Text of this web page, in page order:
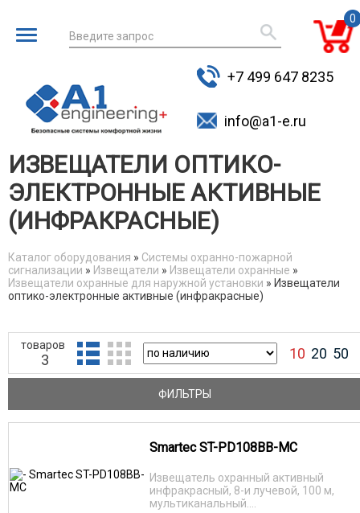
Введите запрос
товаров
0
+7 499 647 8235
info@a1-e.ru
ИЗВЕЩАТЕЛИ ОПТИКО-
ЭЛЕКТРОННЫЕ АКТИВНЫЕ
(ИНФРАКРАСНЫЕ)
You are here
Каталог оборудования » Системы охранно-пожарной
сигнализации » Извещатели » Извещатели охранные »
Извещатели охранные для наружной установки » Извещатели
оптико-электронные активные (инфракрасные)
товаров
3 10 20 50
ФИЛЬТРЫ
Smartec ST-PD108BB-MC
Извещатель охранный активный
инфракрасный, 8-и лучевой, 100 м,
мультиканальный....